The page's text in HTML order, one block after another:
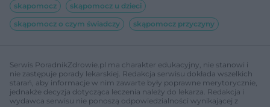
skapomocz
skąpomocz u dzieci
skąpomocz o czym świadczy
skąpomocz przyczyny
Serwis PoradnikZdrowie.pl ma charakter edukacyjny, nie stanowi i
nie zastępuje porady lekarskiej. Redakcja serwisu dokłada wszelkich
starań, aby informacje w nim zawarte były poprawne merytorycznie,
jednakże decyzja dotycząca leczenia należy do lekarza. Redakcja i
wydawca serwisu nie ponoszą odpowiedzialności wynikającej z